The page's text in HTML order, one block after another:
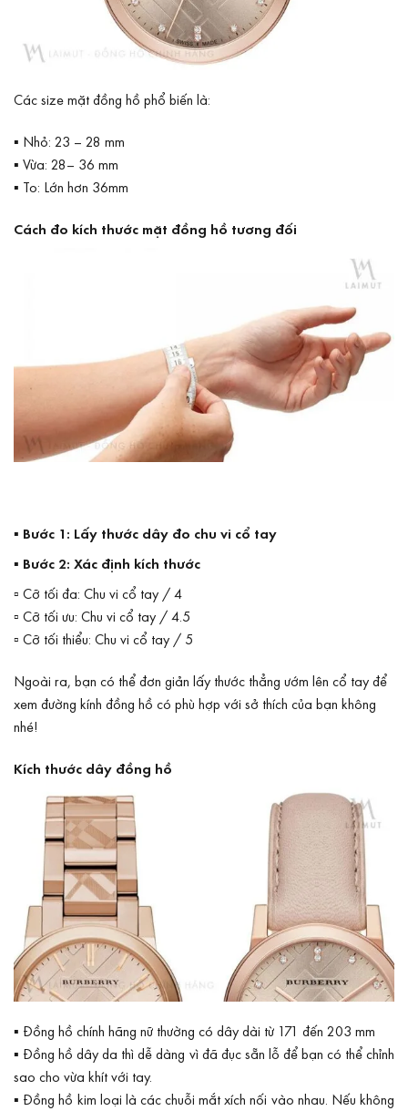
Các size mặt đồng hồ phổ biến là:
▪ Nhỏ: 23 – 28 mm
▪ Vừa: 28– 36 mm
▪ To: Lớn hơn 36mm
Cách đo kích thước mặt đồng hồ tương đối
▪ Bước 1: Lấy thước dây đo chu vi cổ tay
▪ Bước 2: Xác định kích thước
▫ Cỡ tối đa: Chu vi cổ tay / 4
▫ Cỡ tối ưu: Chu vi cổ tay / 4.5
▫ Cỡ tối thiểu: Chu vi cổ tay / 5
Ngoài ra, bạn có thể đơn giản lấy thước thẳng ướm lên cổ tay để
xem đường kính đồng hồ có phù hợp với sở thích của bạn không
nhé!
Kích thước dây đồng hồ
▪ Đồng hồ chính hãng nữ thường có dây dài từ 171 đến 203 mm
▪ Đồng hồ dây da thì dễ dàng vì đã đục sẵn lỗ để bạn có thể chỉnh
sao cho vừa khít với tay.
▪ Đồng hồ kim loại là các chuỗi mắt xích nối vào nhau. Nếu không